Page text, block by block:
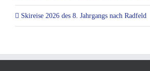
Skireise 2026 des 8. Jahrgangs nach Radfeld